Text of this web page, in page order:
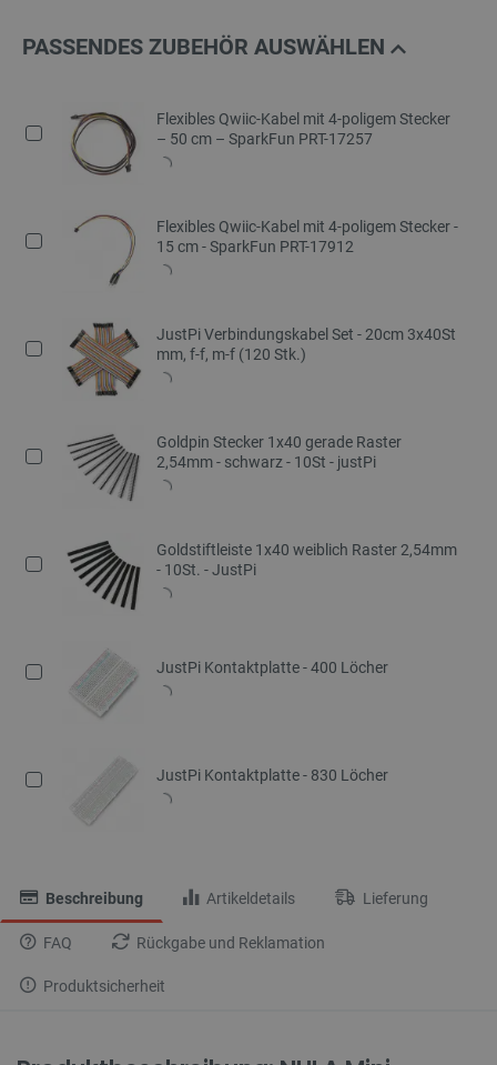
PASSENDES ZUBEHÖR AUSWÄHLEN
Flexibles Qwiic-Kabel mit 4-poligem Stecker
– 50 cm – SparkFun PRT-17257
Flexibles Qwiic-Kabel mit 4-poligem Stecker -
15 cm - SparkFun PRT-17912
JustPi Verbindungskabel Set - 20cm 3x40St
mm, f-f, m-f (120 Stk.)
Goldpin Stecker 1x40 gerade Raster
2,54mm - schwarz - 10St - justPi
Goldstiftleiste 1x40 weiblich Raster 2,54mm
- 10St. - JustPi
JustPi Kontaktplatte - 400 Löcher
JustPi Kontaktplatte - 830 Löcher
Beschreibung Artikeldetails Lieferung
FAQ Rückgabe und Reklamation
Produktsicherheit